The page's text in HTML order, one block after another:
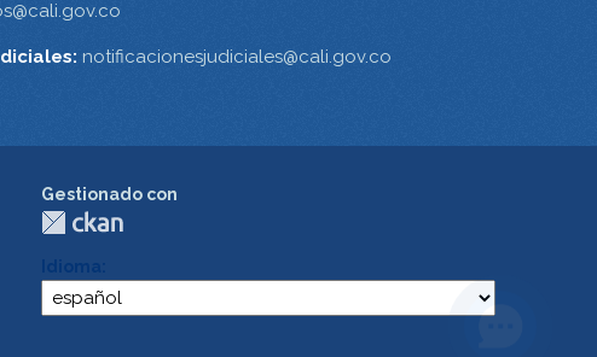
notificacionesjudiciales@cali.gov.co
Gestionado con